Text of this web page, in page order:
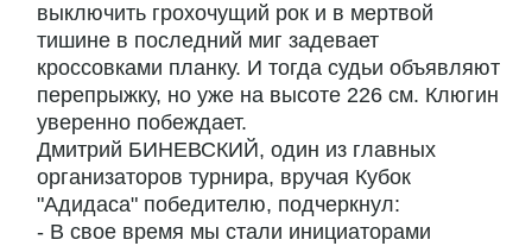
выключить грохочущий рок и в мертвой
тишине в последний миг задевает
кроссовками планку. И тогда судьи объявляют
перепрыжку, но уже на высоте 226 см. Клюгин
уверенно побеждает.
Дмитрий БИНЕВСКИЙ, один из главных
организаторов турнира, вручая Кубок
"Адидаса" победителю, подчеркнул:
- В свое время мы стали инициаторами